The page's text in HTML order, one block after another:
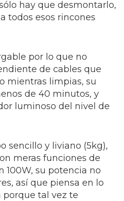
hay que desmontarlo,
todos esos rincones
por lo que no
de cables que
mientras limpias, su
de 40 minutos, y
luminoso del nivel de
sencillo y liviano (5kg),
meras funciones de
100W, su potencia no
así que piensa en lo
porque tal vez te